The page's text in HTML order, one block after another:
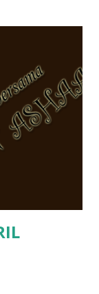
balik terasa
dan kami
masuk 2 tahun
kenal huruf
mula fikir
ada
cerita pasal